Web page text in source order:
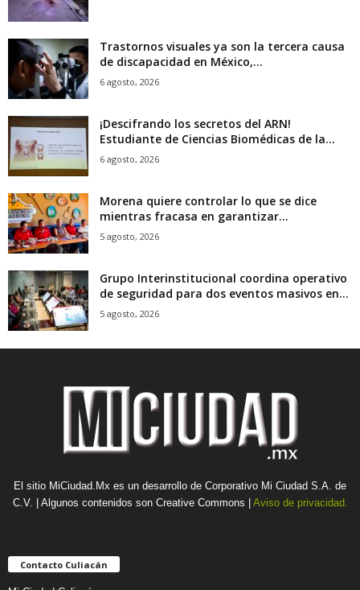
Trastornos visuales ya son la tercera causa
de discapacidad en México,...
6 agosto, 2026
¡Descifrando los secretos del ARN!
Estudiante de Ciencias Biomédicas de la...
6 agosto, 2026
Morena quiere controlar lo que se dice
mientras fracasa en garantizar...
5 agosto, 2026
Grupo Interinstitucional coordina operativo
de seguridad para dos eventos masivos en...
5 agosto, 2026
El sitio MiCiudad.Mx es un desarrollo de Corporativo Mi Ciudad S.A. de
C.V. | Algunos contenidos son Creative Commons | Aviso de privacidad.
Contacto Culiacán